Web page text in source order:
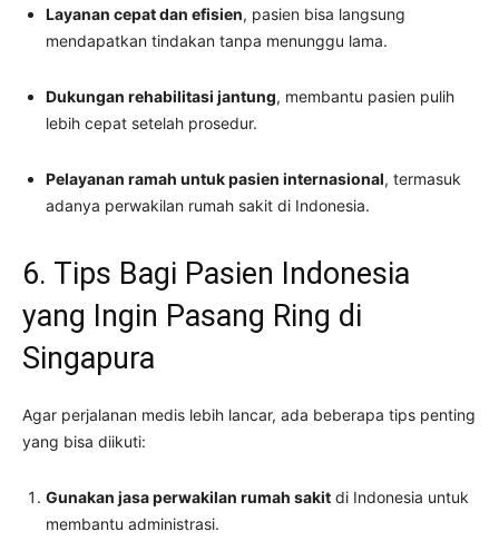
Layanan cepat dan efisien, pasien bisa langsung
mendapatkan tindakan tanpa menunggu lama.
Dukungan rehabilitasi jantung, membantu pasien pulih
lebih cepat setelah prosedur.
Pelayanan ramah untuk pasien internasional, termasuk
adanya perwakilan rumah sakit di Indonesia.
6. Tips Bagi Pasien Indonesia
yang Ingin Pasang Ring di
Singapura
Agar perjalanan medis lebih lancar, ada beberapa tips penting
yang bisa diikuti:
Gunakan jasa perwakilan rumah sakit di Indonesia untuk
membantu administrasi.